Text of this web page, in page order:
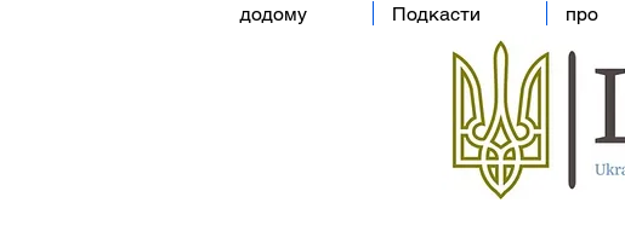
додому Подкасти про